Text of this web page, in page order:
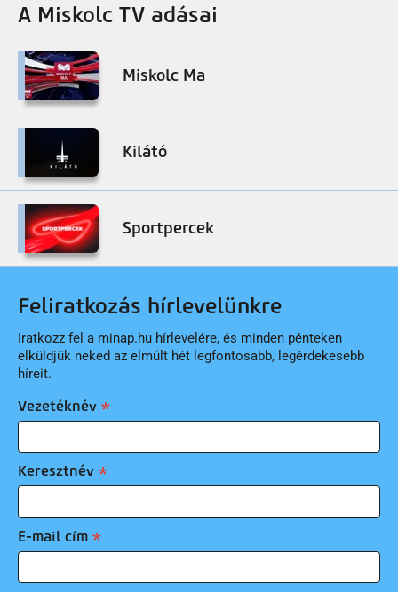
A Miskolc TV adásai
Miskolc Ma
Kilátó
Sportpercek
Feliratkozás hírlevelünkre
Iratkozz fel a minap.hu hírlevelére, és minden pénteken
elküldjük neked az elmúlt hét legfontosabb, legérdekesebb
híreit.
Vezetéknév
Keresztnév
E-mail cím